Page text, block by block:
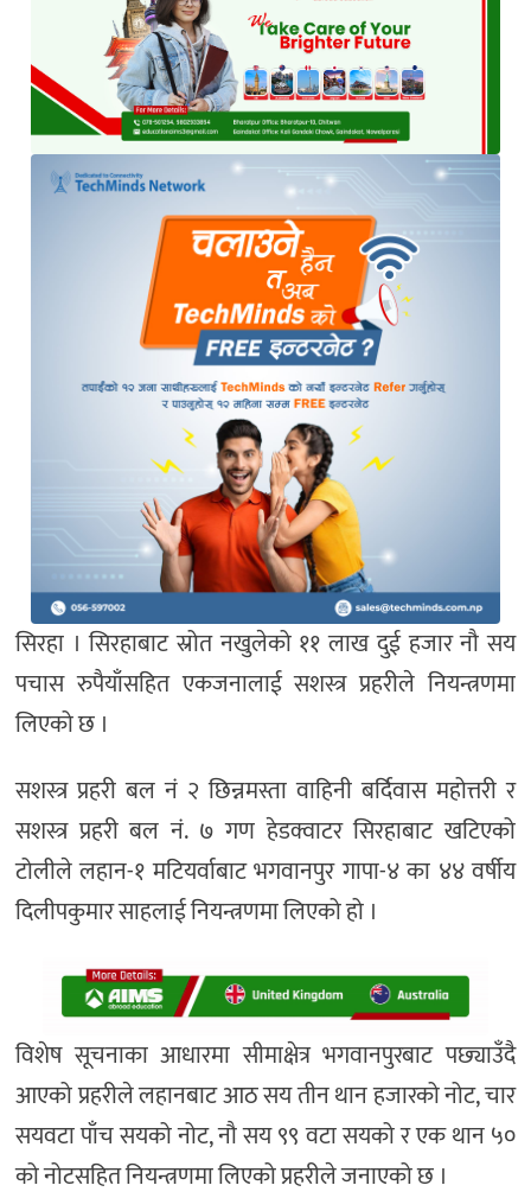
सिरहा । सिरहाबाट स्रोत नखुलेको ११ लाख दुई हजार नौ सय
पचास रुपैयाँसहित एकजनालाई सशस्त्र प्रहरीले नियन्त्रणमा
लिएको छ ।
सशस्त्र प्रहरी बल नं २ छिन्नमस्ता वाहिनी बर्दिवास महोत्तरी र
सशस्त्र प्रहरी बल नं. ७ गण हेडक्वाटर सिरहाबाट खटिएको
टोलीले लहान-१ मटियर्वाबाट भगवानपुर गापा-४ का ४४ वर्षीय
दिलीपकुमार साहलाई नियन्त्रणमा लिएको हो ।
विशेष सूचनाका आधारमा सीमाक्षेत्र भगवानपुरबाट पछ्याउँदै
आएको प्रहरीले लहानबाट आठ सय तीन थान हजारको नोट, चार
सयवटा पाँच सयको नोट, नौ सय ९९ वटा सयको र एक थान ५०
को नोटसहित नियन्त्रणमा लिएको प्रहरीले जनाएको छ ।